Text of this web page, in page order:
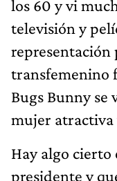
los 60 y vi
televisión y
representación
transfemenino
Bugs Bunny se
mujer atractiva
Hay algo cierto
presidente y